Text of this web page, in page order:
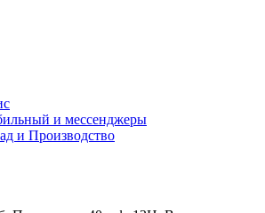
и мессенджеры
и Производство